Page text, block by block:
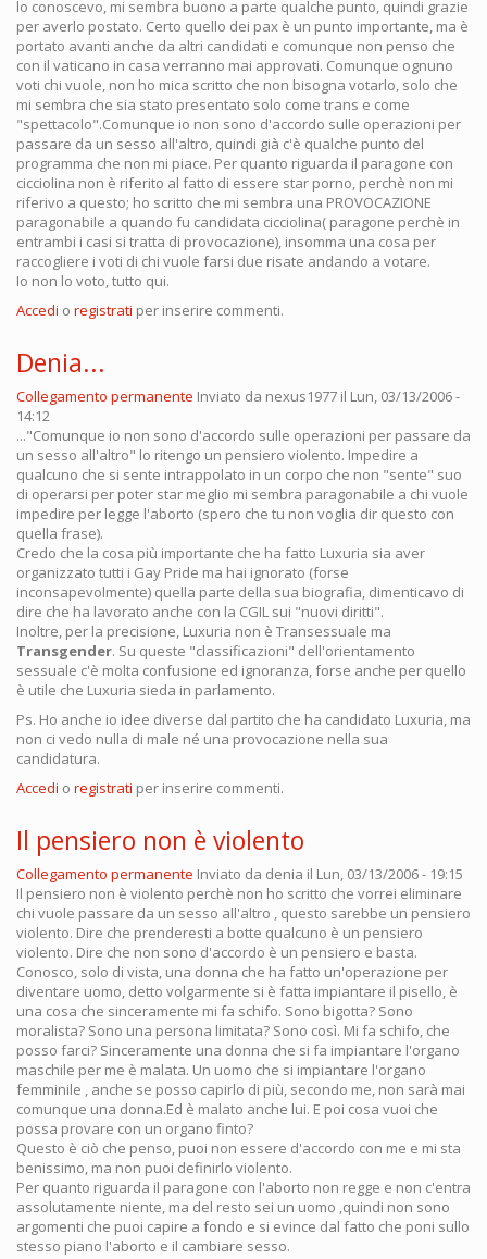
lo conoscevo, mi sembra buono a parte qualche punto, quindi grazie
per averlo postato. Certo quello dei pax è un punto importante, ma è
portato avanti anche da altri candidati e comunque non penso che
con il vaticano in casa verranno mai approvati. Comunque ognuno
voti chi vuole, non ho mica scritto che non bisogna votarlo, solo che
mi sembra che sia stato presentato solo come trans e come
"spettacolo".Comunque io non sono d'accordo sulle operazioni per
passare da un sesso all'altro, quindi già c'è qualche punto del
programma che non mi piace. Per quanto riguarda il paragone con
cicciolina non è riferito al fatto di essere star porno, perchè non mi
riferivo a questo; ho scritto che mi sembra una PROVOCAZIONE
paragonabile a quando fu candidata cicciolina( paragone perchè in
entrambi i casi si tratta di provocazione), insomma una cosa per
raccogliere i voti di chi vuole farsi due risate andando a votare.
Io non lo voto, tutto qui.
Accedi o registrati per inserire commenti.
Denia...
Collegamento permanente Inviato da nexus1977 il Lun, 03/13/2006 -
14:12
..."Comunque io non sono d'accordo sulle operazioni per passare da
un sesso all'altro" lo ritengo un pensiero violento. Impedire a
qualcuno che si sente intrappolato in un corpo che non "sente" suo
di operarsi per poter star meglio mi sembra paragonabile a chi vuole
impedire per legge l'aborto (spero che tu non voglia dir questo con
quella frase).
Credo che la cosa più importante che ha fatto Luxuria sia aver
organizzato tutti i Gay Pride ma hai ignorato (forse
inconsapevolmente) quella parte della sua biografia, dimenticavo di
dire che ha lavorato anche con la CGIL sui "nuovi diritti".
Inoltre, per la precisione, Luxuria non è Transessuale ma
Transgender. Su queste "classificazioni" dell'orientamento
sessuale c'è molta confusione ed ignoranza, forse anche per quello
è utile che Luxuria sieda in parlamento.
Ps. Ho anche io idee diverse dal partito che ha candidato Luxuria, ma
non ci vedo nulla di male né una provocazione nella sua
candidatura.
Accedi o registrati per inserire commenti.
Il pensiero non è violento
Collegamento permanente Inviato da denia il Lun, 03/13/2006 - 19:15
Il pensiero non è violento perchè non ho scritto che vorrei eliminare
chi vuole passare da un sesso all'altro , questo sarebbe un pensiero
violento. Dire che prenderesti a botte qualcuno è un pensiero
violento. Dire che non sono d'accordo è un pensiero e basta.
Conosco, solo di vista, una donna che ha fatto un'operazione per
diventare uomo, detto volgarmente si è fatta impiantare il pisello, è
una cosa che sinceramente mi fa schifo. Sono bigotta? Sono
moralista? Sono una persona limitata? Sono così. Mi fa schifo, che
posso farci? Sinceramente una donna che si fa impiantare l'organo
maschile per me è malata. Un uomo che si impiantare l'organo
femminile , anche se posso capirlo di più, secondo me, non sarà mai
comunque una donna.Ed è malato anche lui. E poi cosa vuoi che
possa provare con un organo finto?
Questo è ciò che penso, puoi non essere d'accordo con me e mi sta
benissimo, ma non puoi definirlo violento.
Per quanto riguarda il paragone con l'aborto non regge e non c'entra
assolutamente niente, ma del resto sei un uomo ,quindi non sono
argomenti che puoi capire a fondo e si evince dal fatto che poni sullo
stesso piano l'aborto e il cambiare sesso.